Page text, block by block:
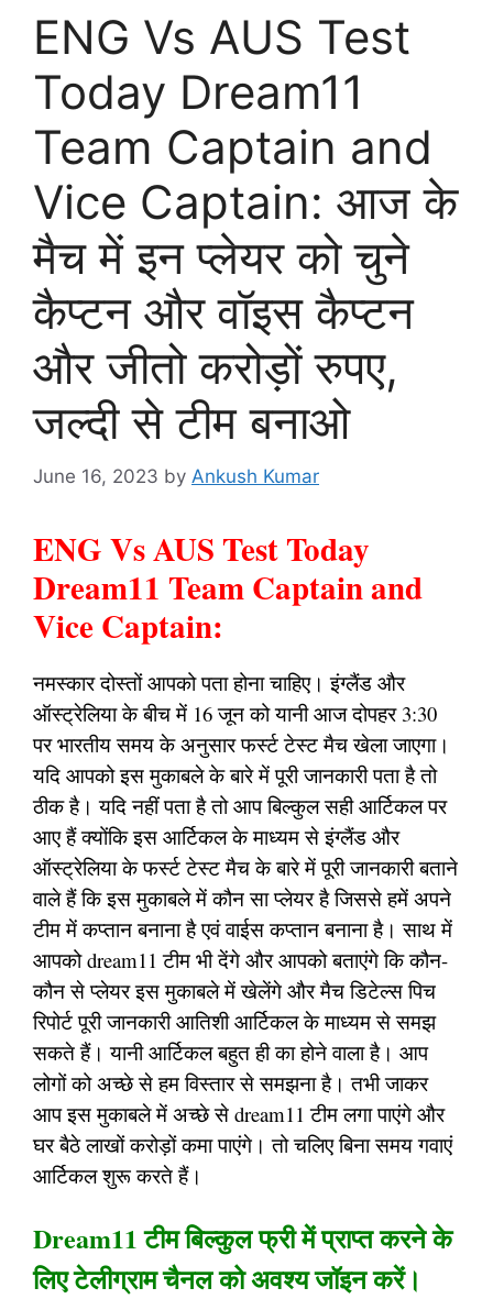
ENG Vs AUS Test
Today Dream11
Team Captain and
Vice Captain: आज के
मैच में इन प्लेयर को चुने
कैप्टन और वॉइस कैप्टन
और जीतो करोड़ों रुपए,
जल्दी से टीम बनाओ
June 16, 2023 by Ankush Kumar
ENG Vs AUS Test Today
Dream11 Team Captain and
Vice Captain:
नमस्कार दोस्तों आपको पता होना चाहिए। इंग्लैंड और
ऑस्ट्रेलिया के बीच में 16 जून को यानी आज दोपहर 3:30
पर भारतीय समय के अनुसार फर्स्ट टेस्ट मैच खेला जाएगा।
यदि आपको इस मुकाबले के बारे में पूरी जानकारी पता है तो
ठीक है। यदि नहीं पता है तो आप बिल्कुल सही आर्टिकल पर
आए हैं क्योंकि इस आर्टिकल के माध्यम से इंग्लैंड और
ऑस्ट्रेलिया के फर्स्ट टेस्ट मैच के बारे में पूरी जानकारी बताने
वाले हैं कि इस मुकाबले में कौन सा प्लेयर है जिससे हमें अपने
टीम में कप्तान बनाना है एवं वाईस कप्तान बनाना है। साथ में
आपको dream11 टीम भी देंगे और आपको बताएंगे कि कौन-
कौन से प्लेयर इस मुकाबले में खेलेंगे और मैच डिटेल्स पिच
रिपोर्ट पूरी जानकारी आतिशी आर्टिकल के माध्यम से समझ
सकते हैं। यानी आर्टिकल बहुत ही का होने वाला है। आप
लोगों को अच्छे से हम विस्तार से समझना है। तभी जाकर
आप इस मुकाबले में अच्छे से dream11 टीम लगा पाएंगे और
घर बैठे लाखों करोड़ों कमा पाएंगे। तो चलिए बिना समय गवाएं
आर्टिकल शुरू करते हैं।
Dream11 टीम बिल्कुल फ्री में प्राप्त करने के
लिए टेलीग्राम चैनल को अवश्य जॉइन करें।